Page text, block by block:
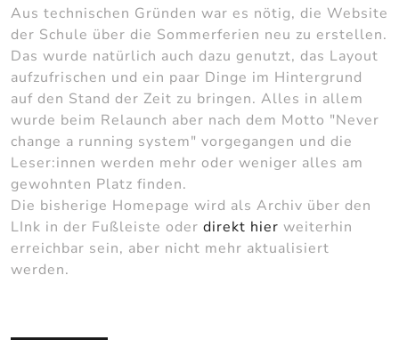
Aus technischen Gründen war es nötig, die Website
der Schule über die Sommerferien neu zu erstellen.
Das wurde natürlich auch dazu genutzt, das Layout
aufzufrischen und ein paar Dinge im Hintergrund
auf den Stand der Zeit zu bringen. Alles in allem
wurde beim Relaunch aber nach dem Motto "Never
change a running system" vorgegangen und die
Leser:innen werden mehr oder weniger alles am
gewohnten Platz finden.
Die bisherige Homepage wird als Archiv über den
LInk in der Fußleiste oder direkt hier weiterhin
erreichbar sein, aber nicht mehr aktualisiert
werden.